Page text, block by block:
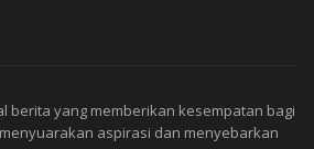
berita yang memberikan kesempatan bagi
aspirasi dan menyebarkan